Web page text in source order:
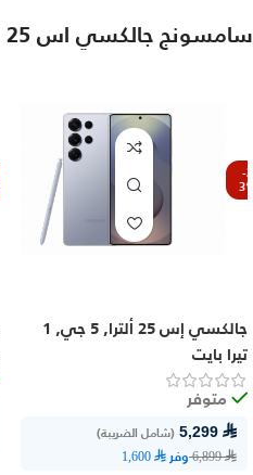
سامسونج جالكسي اس 25 الترا
-2
جالكسي إس 25 ألترا, 5 جي, 1
تيرا بايت
متوفر
⃁ 5,299 (شامل الضريبة)
⃁ 6,899 وفر ⃁ 1,600